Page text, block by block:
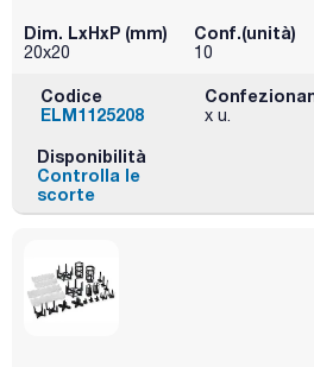
Dim. LxHxP (mm)
20x20
Conf.(unità)
10
Codice
ELM1125208
x u.
Disponibilità
Controlla le
scorte